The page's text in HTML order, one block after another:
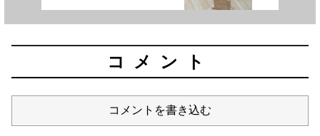
コメント
コメントを書き込む